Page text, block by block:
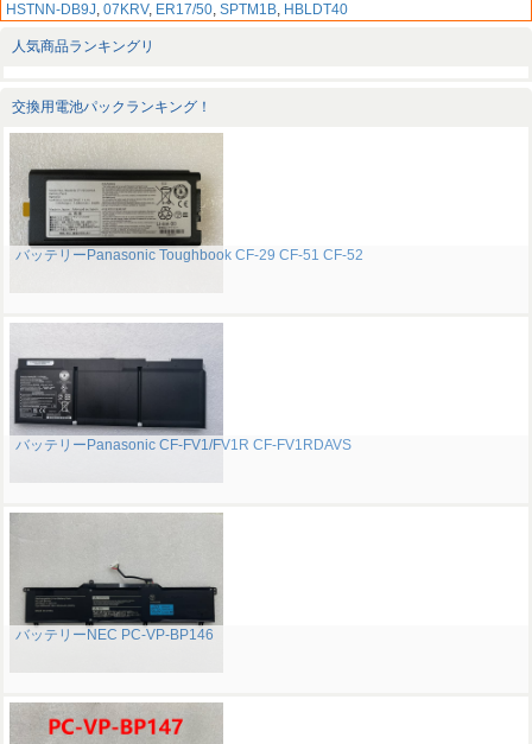
HSTNN-DB9J, 07KRV, ER17/50, SPTM1B, HBLDT40
人気商品ランキングリ
交換用電池パックランキング！
バッテリーPanasonic Toughbook CF-29 CF-51 CF-52
バッテリーPanasonic CF-FV1/FV1R CF-FV1RDAVS
バッテリーNEC PC-VP-BP146